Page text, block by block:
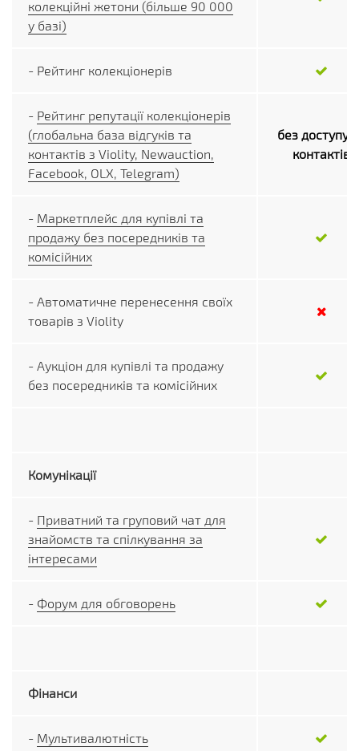
колекційні жетони (більше 90 000
у базі)
- Рейтинг колекціонерів
- Рейтинг репутації колекціонерів
(глобальна база відгуків та
контактів з Violity, Newauction,
Facebook, OLX, Telegram)
без доступу
контактів
- Маркетплейс для купівлі та
продажу без посередників та
комісійних
- Автоматичне перенесення своїх
товарів з Violity
- Аукціон для купівлі та продажу
без посередників та комісійних
Комунікації
- Приватний та груповий чат для
знайомств та спілкування за
інтересами
- Форум для обговорень
Фінанси
- Мультивалютність